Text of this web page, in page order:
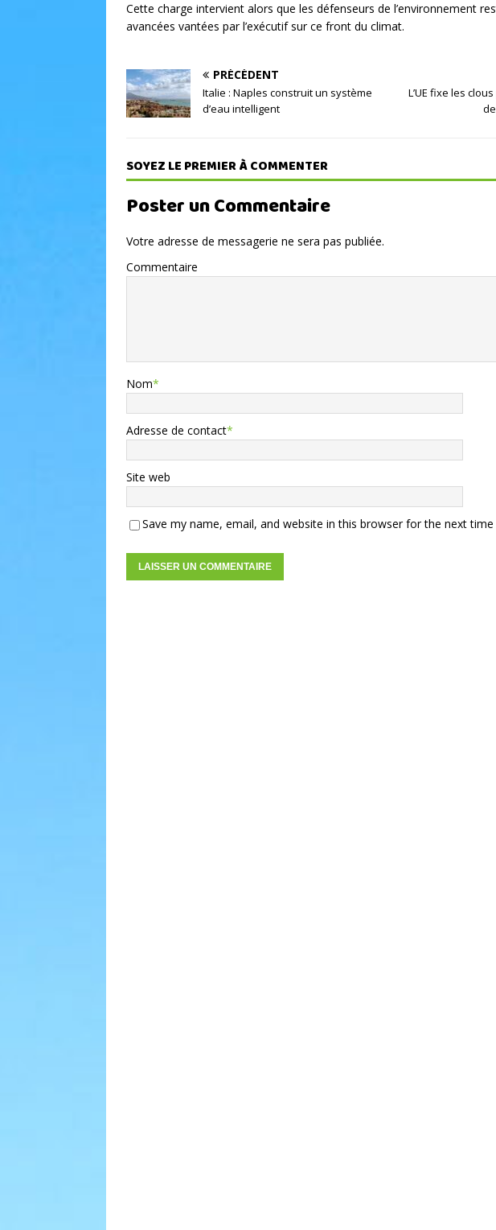
Cette charge intervient alors que les défenseurs de l’environnement
avancées vantées par l’exécutif sur ce front du climat.
PRÉCÉDENT
Italie : Naples construit un système
d’eau intelligent
L’UE fixe les
SOYEZ LE PREMIER À COMMENTER
Poster un Commentaire
Votre adresse de messagerie ne sera pas publiée.
Commentaire
Nom*
Adresse de contact*
Site web
Save my name, email, and website in this browser for the next